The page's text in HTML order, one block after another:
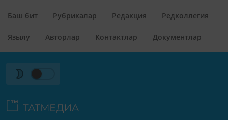
Баш бит Рубрикалар Редакция Редколлегия
Язылу Авторлар Контактлар Документлар